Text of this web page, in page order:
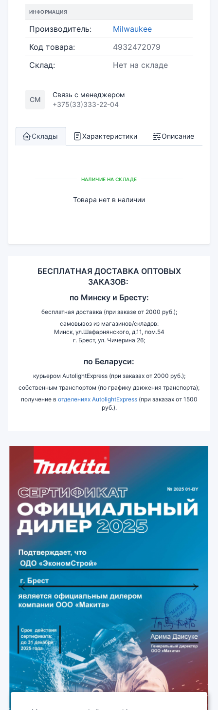
ИНФОРМАЦИЯ
Производитель:
Milwaukee
Код товара:
4932472079
Склад:
Нет на складе
СМ
Связь с менеджером
+375(33)333-22-04
Склады Характеристики Описание
НАЛИЧИЕ НА СКЛАДЕ
Товара нет в наличии
БЕСПЛАТНАЯ ДОСТАВКА ОПТОВЫХ
ЗАКАЗОВ:
по Минску и Бресту:
бесплатная доставка (при заказе от 2000 руб.);
самовывоз из магазинов/складов:
Минск, ул.Шафарнянского, д.11, пом.54
г. Брест, ул. Чичерина 26;
по Беларуси:
курьером AutolightExpress (при заказах от 2000 руб.);
собственным транспортом (по графику движения транспорта);
получение в отделениях AutolightExpress(при заказах от 1500
руб.).
Previous Next